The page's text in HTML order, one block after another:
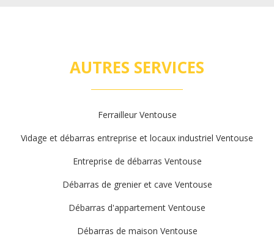
AUTRES SERVICES
Ferrailleur Ventouse
Vidage et débarras entreprise et locaux industriel Ventouse
Entreprise de débarras Ventouse
Débarras de grenier et cave Ventouse
Débarras d'appartement Ventouse
Débarras de maison Ventouse